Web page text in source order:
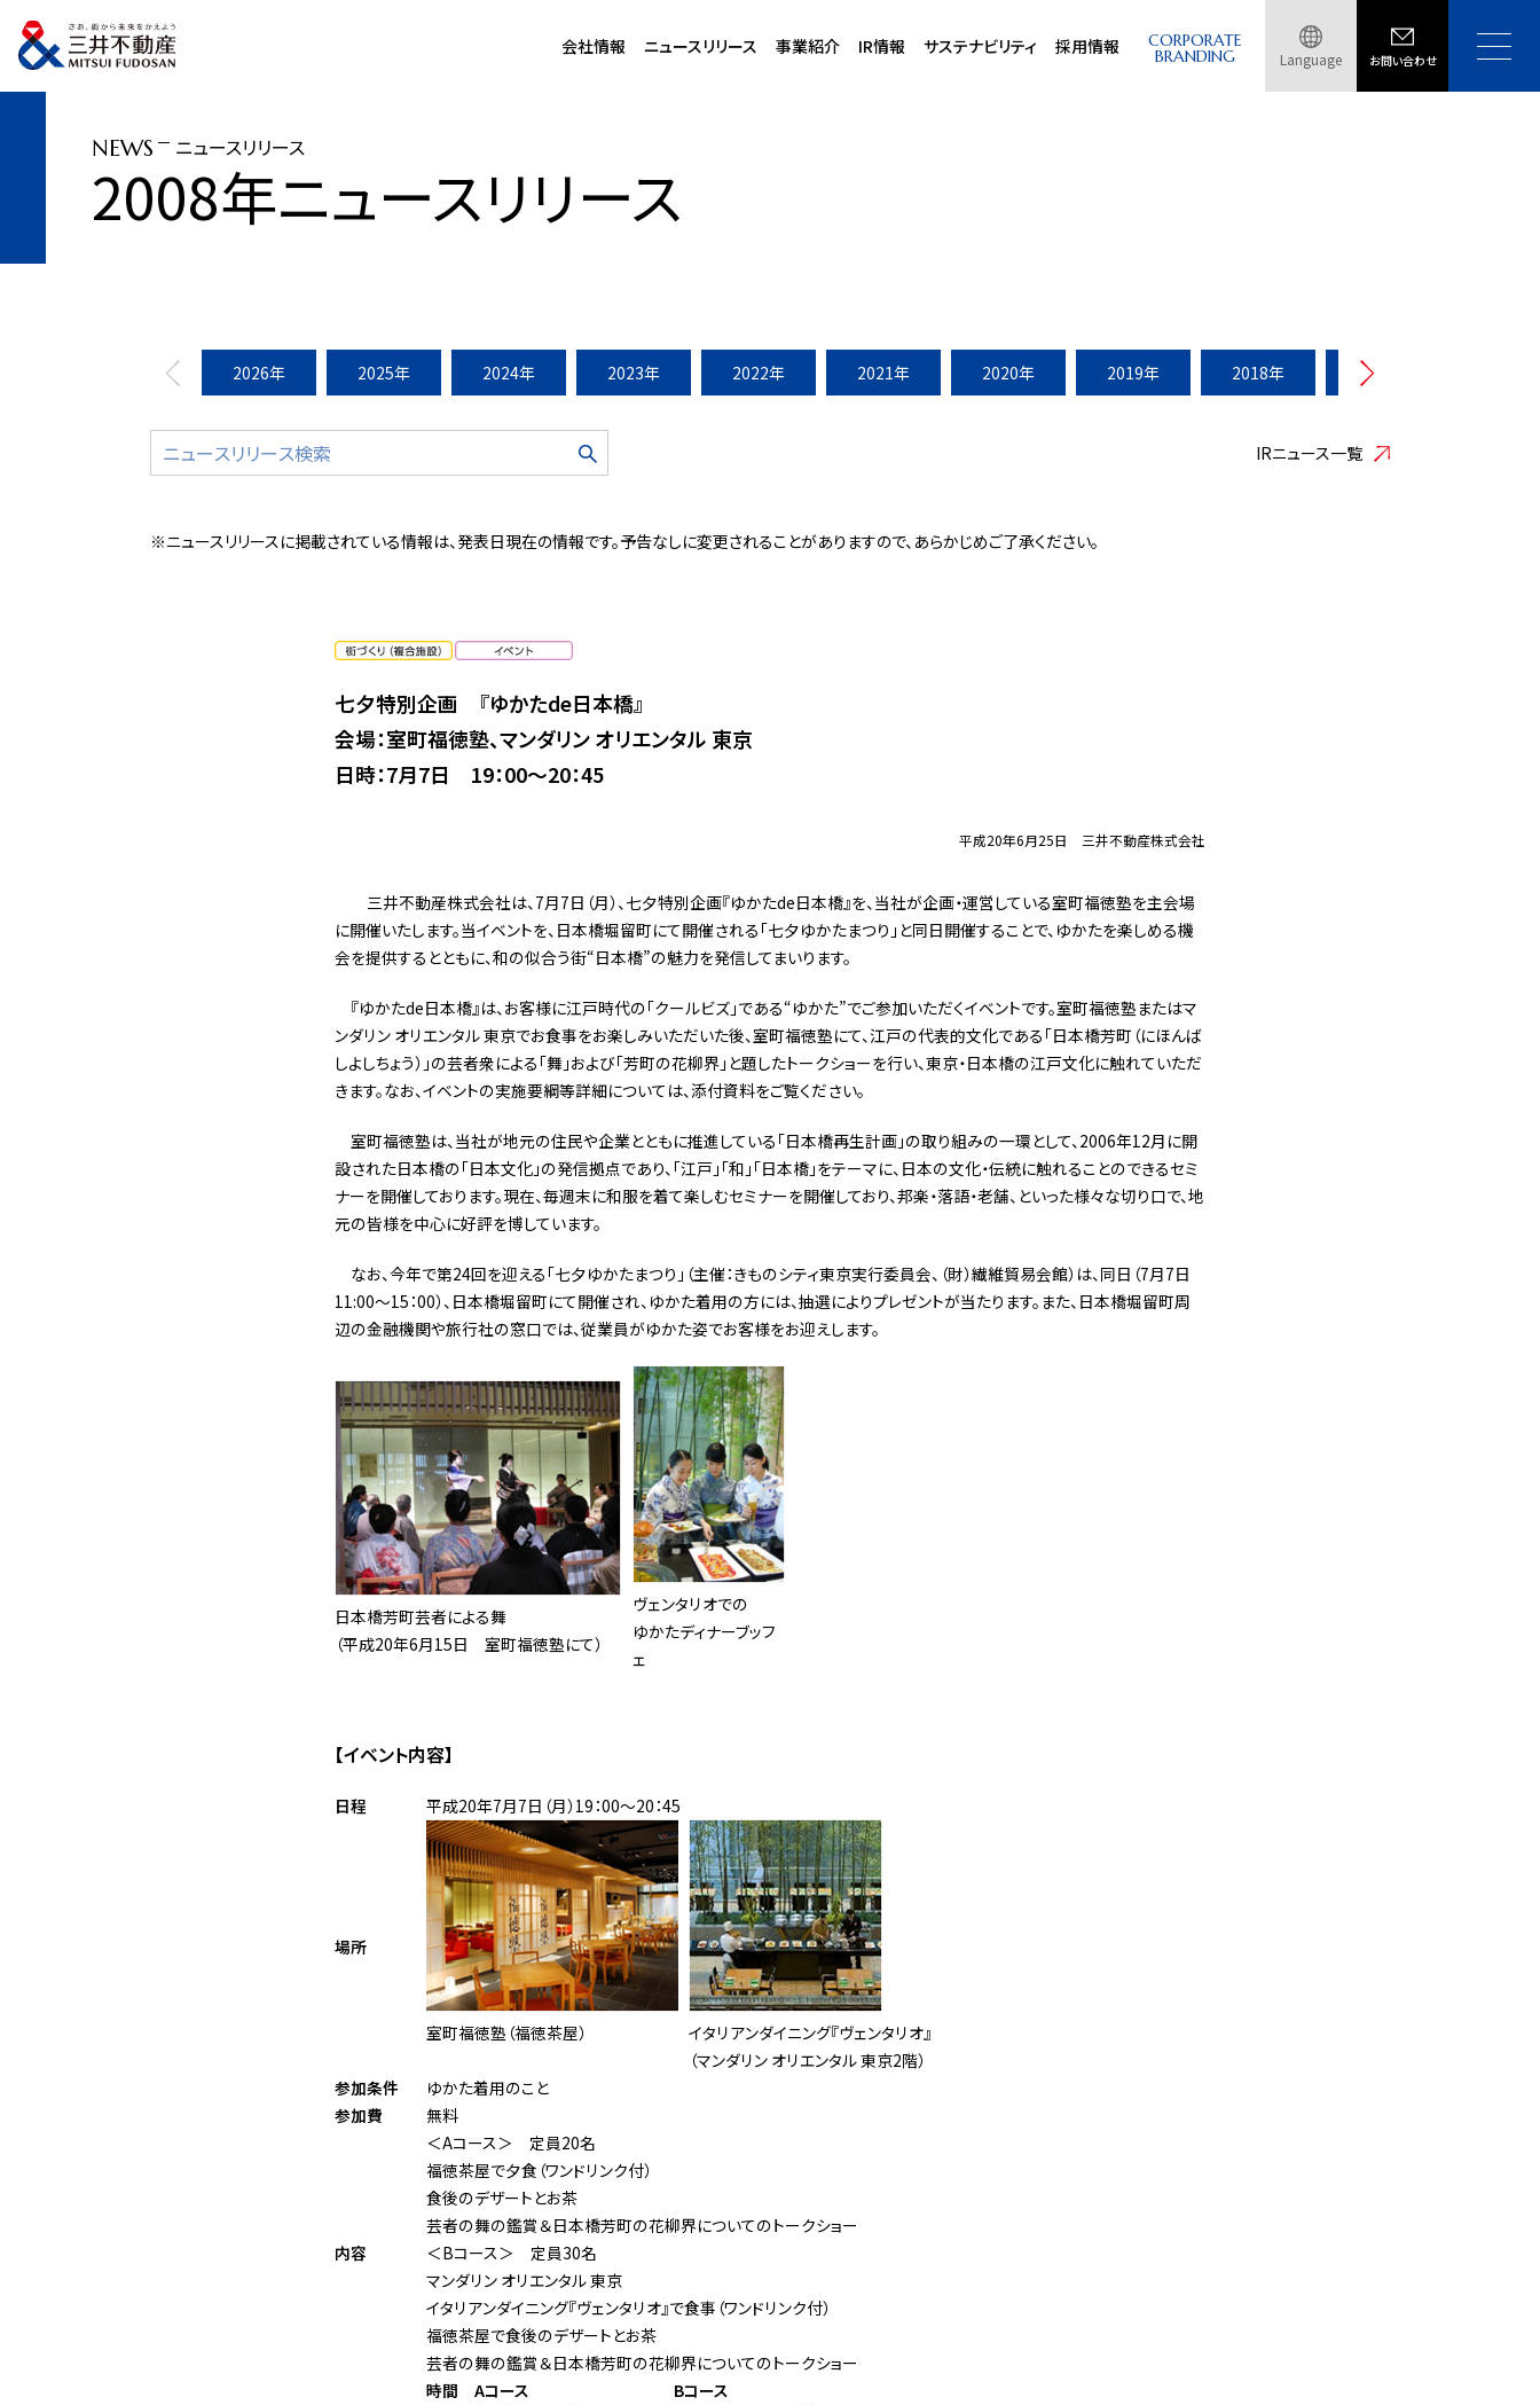
会社情報 ニュースリリース 事業紹介 IR情報 サステナビリティ 採用情報 CORPORATE
BRANDING Language お問い合わせ
トップページ ニュースリリース
NEWS ニュースリリース
2008年ニュースリリース
2026年 2025年 2024年 2023年 2022年 2021年 2020年 2019年 2018年 2017年
IRニュース一覧
※ニュースリリースに掲載されている情報は、発表日現在の情報です。予告なしに変更されることがありますので、あらかじめご了承ください。
七夕特別企画 『ゆかたde日本橋』
会場：室町福徳塾、マンダリン オリエンタル 東京
日時：7月7日 19：00〜20：45
平成20年6月25日 三井不動産株式会社
三井不動産株式会社は、7月7日（月）、七夕特別企画『ゆかたde日本橋』を、当社が企画・運営している室町福徳塾を主会場
に開催いたします。当イベントを、日本橋堀留町にて開催される「七夕ゆかたまつり」と同日開催することで、ゆかたを楽しめる機
会を提供するとともに、和の似合う街“日本橋”の魅力を発信してまいります。
『ゆかたde日本橋』は、お客様に江戸時代の「クールビズ」である“ゆかた”でご参加いただくイベントです。室町福徳塾またはマ
ンダリン オリエンタル 東京でお食事をお楽しみいただいた後、室町福徳塾にて、江戸の代表的文化である「日本橋芳町（にほんば
しよしちょう）」の芸者衆による「舞」および「芳町の花柳界」と題したトークショーを行い、東京・日本橋の江戸文化に触れていただ
きます。なお、イベントの実施要綱等詳細については、添付資料をご覧ください。
室町福徳塾は、当社が地元の住民や企業とともに推進している「日本橋再生計画」の取り組みの一環として、2006年12月に開
設された日本橋の「日本文化」の発信拠点であり、「江戸」「和」「日本橋」をテーマに、日本の文化・伝統に触れることのできるセミ
ナーを開催しております。現在、毎週末に和服を着て楽しむセミナーを開催しており、邦楽・落語・老舗、といった様々な切り口で、地
元の皆様を中心に好評を博しています。
なお、今年で第24回を迎える「七夕ゆかたまつり」（主催：きものシティ東京実行委員会、（財）繊維貿易会館）は、同日（7月7日
11:00〜15：00）、日本橋堀留町にて開催され、ゆかた着用の方には、抽選によりプレゼントが当たります。また、日本橋堀留町周
辺の金融機関や旅行社の窓口では、従業員がゆかた姿でお客様をお迎えします。
日本橋芳町芸者による舞
（平成20年6月15日 室町福徳塾にて）
ヴェンタリオでの
ゆかたディナーブッフ
ェ
【イベント内容】
日程 平成20年7月7日（月）19：00〜20：45
場所
室町福徳塾（福徳茶屋）
イタリアンダイニング『ヴェンタリオ』
（マンダリン オリエンタル 東京2階）
参加条件
ゆかた着用のこと
参加費
無料
内容
＜Aコース＞ 定員20名
福徳茶屋で夕食（ワンドリンク付）
食後のデザートとお茶
芸者の舞の鑑賞＆日本橋芳町の花柳界についてのトークショー
＜Bコース＞ 定員30名
マンダリン オリエンタル 東京
イタリアンダイニング『ヴェンタリオ』で食事（ワンドリンク付）
福徳茶屋で食後のデザートとお茶
芸者の舞の鑑賞＆日本橋芳町の花柳界についてのトークショー
時間 Aコース
Bコース